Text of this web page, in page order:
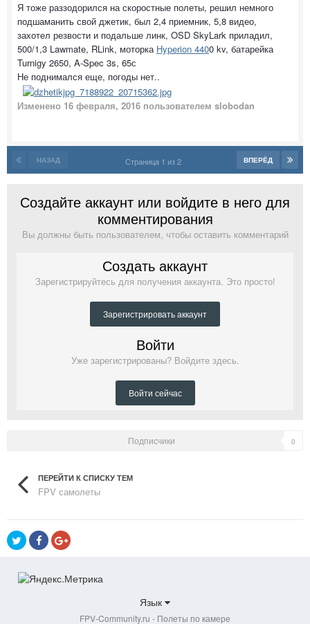
Я тоже раззодорился на скоростные полеты, решил немного
подшаманить свой джетик, был 2,4 приемник, 5,8 видео,
захотел резвости и подальше линк, OSD SkyLark приладил,
500/1,3 Lawmate, RLink, моторка Hyperion 4400 kv, батарейка
Turnigy 2650, A-Spec 3s, 65с
Не поднимался еще, погоды нет..
Изменено 16 февраля, 2016 пользователем slobodan
НАЗАД ВПЕРЁД
Страница 1 из 2
Создайте аккаунт или войдите в него для
комментирования
Вы должны быть пользователем, чтобы оставить комментарий
Создать аккаунт
Зарегистрируйтесь для получения аккаунта. Это просто!
Зарегистрировать аккаунт
Войти
Уже зарегистрированы? Войдите здесь.
Войти сейчас
Подписчики 0
ПЕРЕЙТИ К СПИСКУ ТЕМ
FPV самолеты
Язык
FPV-Community.ru - Полеты по камере